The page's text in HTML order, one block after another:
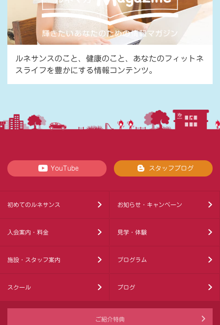
ルネサンスのこと、健康のこと、あなたのフィットネ
スライフを豊かにする情報コンテンツ。
YouTube スタッフブログ
初めてのルネサンス お知らせ・キャンペーン
入会案内・料金 見学・体験
施設・スタッフ案内 プログラム
スクール ブログ
ご紹介特典